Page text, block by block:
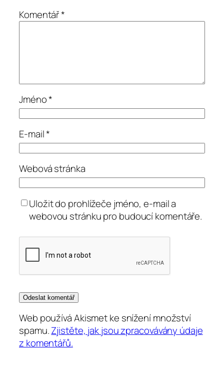
Komentář*
Jméno*
E-mail*
Webová stránka
Uložit do prohlížeče jméno, e-mail a
webovou stránku pro budoucí komentáře.
Web používá Akismet ke snížení množství
spamu.Zjistěte, jak jsou zpracovávány údaje
z komentářů.